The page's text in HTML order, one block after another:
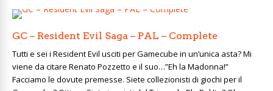
GC – Resident Evil Saga – PAL – Complete
Tutti e sei i Resident Evil usciti per Gamecube in un’unica asta? Mi
viene da citare Renato Pozzetto e il suo…”Eh la Madonna!”
Facciamo le dovute premesse. Siete collezionisti di giochi per il